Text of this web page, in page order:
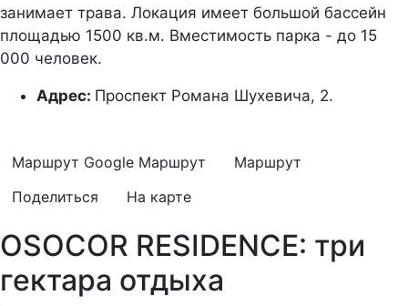
занимает трава. Локация имеет большой бассейн
площадью 1500 кв.м. Вместимость парка - до 15
000 человек.
Адрес: Проспект Романа Шухевича, 2.
Маршрут Google Маршрут
Маршрут
Поделиться
На карте
OSOCOR RESIDENCE: три
гектара отдыха